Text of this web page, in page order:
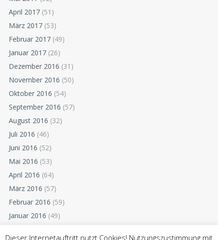
April 2017 (51)
März 2017 (53)
Februar 2017 (49)
Januar 2017 (26)
Dezember 2016 (31)
November 2016 (50)
Oktober 2016 (54)
September 2016 (57)
August 2016 (32)
Juli 2016 (46)
Juni 2016 (52)
Mai 2016 (53)
April 2016 (64)
März 2016 (57)
Februar 2016 (59)
Januar 2016 (49)
Dieser Internetauftritt nutzt Cookies! Nutzungszustimmung mit